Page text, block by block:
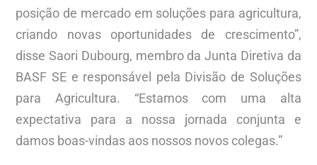
posição de mercado em soluções para agricultura,
criando novas oportunidades de crescimento”,
disse Saori Dubourg, membro da Junta Diretiva da
BASF SE e responsável pela Divisão de Soluções
para Agricultura. “Estamos com uma alta
expectativa para a nossa jornada conjunta e
damos boas-vindas aos nossos novos colegas.”